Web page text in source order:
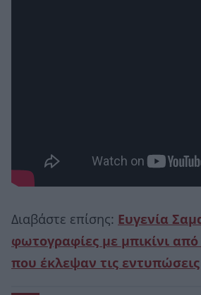
Διαβάστε επίσης: Ευγενία
φωτογραφίες με μπικίνι
που έκλεψαν τις εντυπώσεις